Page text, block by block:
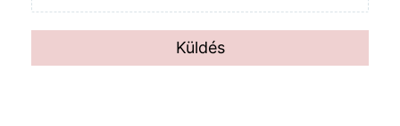
Küldés